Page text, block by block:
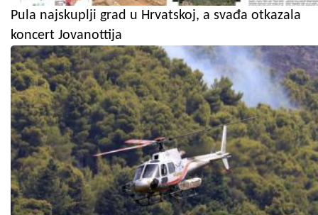
Pula najskuplji grad u Hrvatskoj, a svađa otkazala
koncert Jovanottija